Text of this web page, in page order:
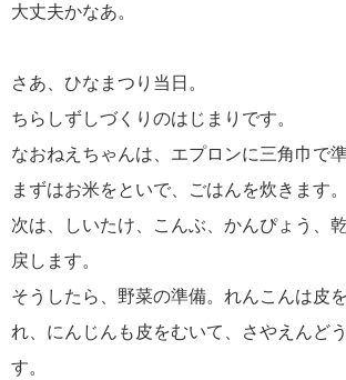
大丈夫かなあ。
さあ、ひなまつり当日。
ちらしずしづくりのはじまりです。
なおねえちゃんは、エプロンに三角巾で
まずはお米をといで、ごはんを炊きます。
次は、しいたけ、こんぶ、かんぴょう、
戻します。
そうしたら、野菜の準備。れんこんは皮
れ、にんじんも皮をむいて、さやえんど
す。